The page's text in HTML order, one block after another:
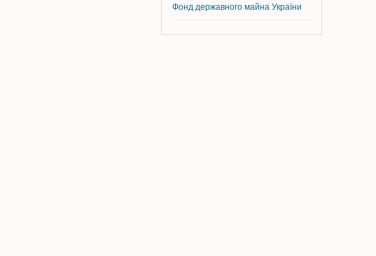
Фонд державного майна України